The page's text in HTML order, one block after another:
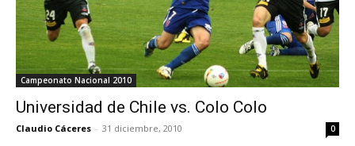
Campeonato Nacional 2010
Universidad de Chile vs. Colo Colo
Claudio Cáceres - 31 diciembre, 2010 0